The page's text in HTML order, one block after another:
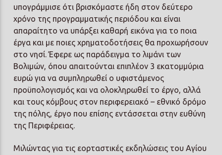
υπογράμμισε ότι βρισκόμαστε ήδη στον δεύτερο
χρόνο της προγραμματικής περιόδου και είναι
απαραίτητο να υπάρξει καθαρή εικόνα για το ποια
έργα και με ποιες χρηματοδοτήσεις θα προχωρήσουν
στο νησί. Έφερε ως παράδειγμα το λιμάνι των
Βολιμών, όπου απαιτούνται επιπλέον 3 εκατομμύρια
ευρώ για να συμπληρωθεί ο υφιστάμενος
προϋπολογισμός και να ολοκληρωθεί το έργο, αλλά
και τους κόμβους στον περιφερειακό – εθνικό δρόμο
της πόλης, έργο που επίσης εντάσσεται στην ευθύνη
της Περιφέρειας.
Μιλώντας για τις εορταστικές εκδηλώσεις του Αγίου